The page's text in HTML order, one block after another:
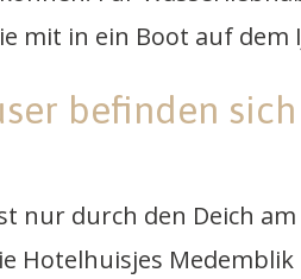
mit in ein Boot auf dem
befinden
nur durch den Deich
Hotelhuisjes Medemblik